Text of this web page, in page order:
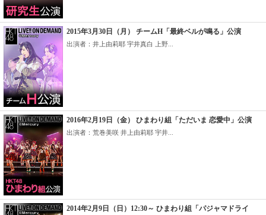
2015年3月30日（月） チームH「最終ベルが鳴る」公演
出演者：井上由莉耶 宇井真白 上野...
2016年2月19日（金） ひまわり組「ただいま 恋愛中」公演
出演者：荒巻美咲 井上由莉耶 宇井...
2014年2月9日（日）12:30～ ひまわり組「パジャマドライ